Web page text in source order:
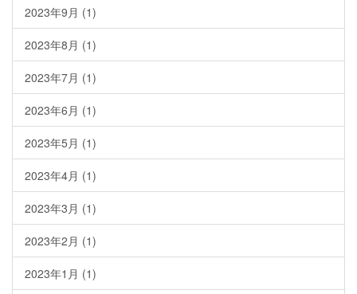
2023年9月 (1)
2023年8月 (1)
2023年7月 (1)
2023年6月 (1)
2023年5月 (1)
2023年4月 (1)
2023年3月 (1)
2023年2月 (1)
2023年1月 (1)